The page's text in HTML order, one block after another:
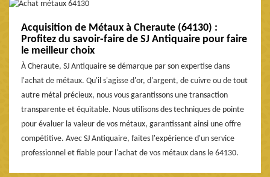
Acquisition de Métaux à Cheraute (64130) :
Profitez du savoir-faire de SJ Antiquaire pour faire
le meilleur choix
À Cheraute, SJ Antiquaire se démarque par son expertise dans
l'achat de métaux. Qu'il s'agisse d'or, d'argent, de cuivre ou de tout
autre métal précieux, nous vous garantissons une transaction
transparente et équitable. Nous utilisons des techniques de pointe
pour évaluer la valeur de vos métaux, garantissant ainsi une offre
compétitive. Avec SJ Antiquaire, faites l'expérience d'un service
professionnel et fiable pour l'achat de vos métaux dans le 64130.